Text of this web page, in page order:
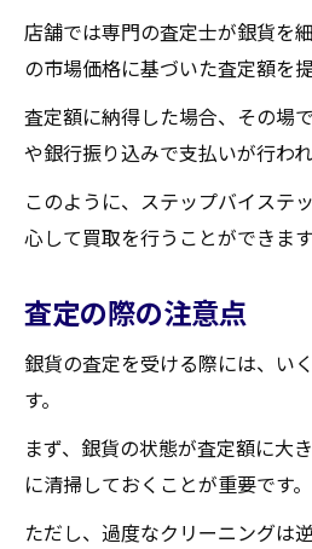
店舗では専門の査定士が銀貨を
の市場価格に基づいた査定額を提
査定額に納得した場合、その場
や銀行振り込みで支払いが行われ
このように、ステップバイステ
心して買取を行うことができます
査定の際の注意点
銀貨の査定を受ける際には、い
す。
まず、銀貨の状態が査定額に大
に清掃しておくことが重要です。
ただし、過度なクリーニングは